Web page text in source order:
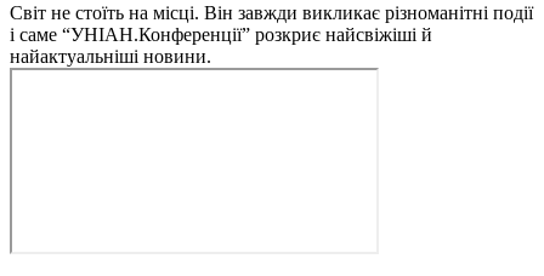
Світ не стоїть на місці. Він завжди викликає різноманітні події
і саме “УНІАН.Конференції” розкриє найсвіжіші й
найактуальніші новини.